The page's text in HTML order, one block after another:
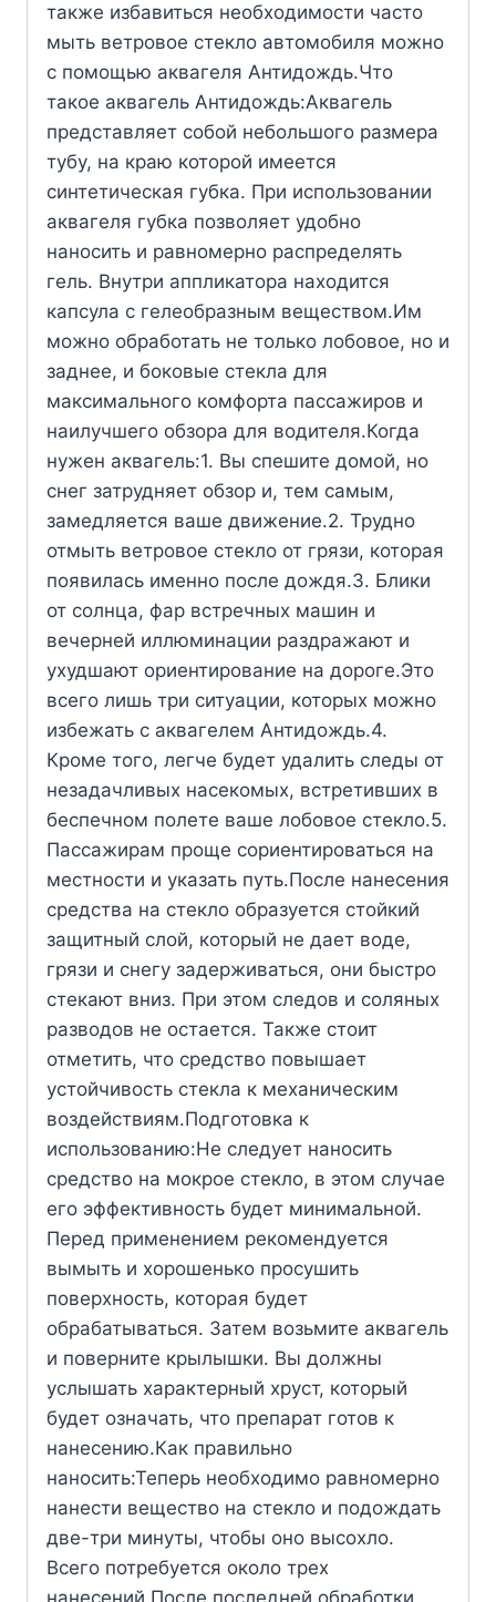
также избавиться необходимости часто
мыть ветровое стекло автомобиля можно
с помощью аквагеля Антидождь.Что
такое аквагель Антидождь:Аквагель
представляет собой небольшого размера
тубу, на краю которой имеется
синтетическая губка. При использовании
аквагеля губка позволяет удобно
наносить и равномерно распределять
гель. Внутри аппликатора находится
капсула с гелеобразным веществом.Им
можно обработать не только лобовое, но и
заднее, и боковые стекла для
максимального комфорта пассажиров и
наилучшего обзора для водителя.Когда
нужен аквагель:1. Вы спешите домой, но
снег затрудняет обзор и, тем самым,
замедляется ваше движение.2. Трудно
отмыть ветровое стекло от грязи, которая
появилась именно после дождя.3. Блики
от солнца, фар встречных машин и
вечерней иллюминации раздражают и
ухудшают ориентирование на дороге.Это
всего лишь три ситуации, которых можно
избежать с аквагелем Антидождь.4.
Кроме того, легче будет удалить следы от
незадачливых насекомых, встретивших в
беспечном полете ваше лобовое стекло.5.
Пассажирам проще сориентироваться на
местности и указать путь.После нанесения
средства на стекло образуется стойкий
защитный слой, который не дает воде,
грязи и снегу задерживаться, они быстро
стекают вниз. При этом следов и соляных
разводов не остается. Также стоит
отметить, что средство повышает
устойчивость стекла к механическим
воздействиям.Подготовка к
использованию:Не следует наносить
средство на мокрое стекло, в этом случае
его эффективность будет минимальной.
Перед применением рекомендуется
вымыть и хорошенько просушить
поверхность, которая будет
обрабатываться. Затем возьмите аквагель
и поверните крылышки. Вы должны
услышать характерный хруст, который
будет означать, что препарат готов к
нанесению.Как правильно
наносить:Теперь необходимо равномерно
нанести вещество на стекло и подождать
две-три минуты, чтобы оно высохло.
Всего потребуется около трех